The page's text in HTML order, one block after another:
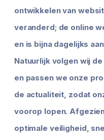
ontwikkelen van
veranderd; de online
en is bijna dagelijks
Natuurlijk volgen wij
en passen we onze
de actualiteit, zodat
voorop lopen.
optimale veiligheid,